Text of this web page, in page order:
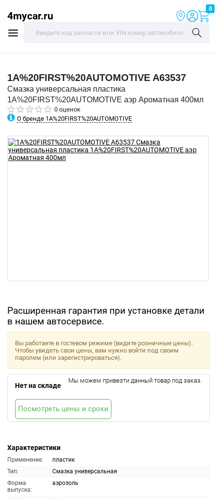
4mycar.ru
0
1A%20FIRST%20AUTOMOTIVE A63537
Смазка универсальная пластика
1A%20FIRST%20AUTOMOTIVE аэр Ароматная 400мл
0 оценок
О бренде 1A%20FIRST%20AUTOMOTIVE
Расширенная гарантия при установке детали
в нашем автосервисе.
Характеристики
Применение:
пластик
Тип:
Смазка универсальная
Форма
выпуска:
аэрозоль
Вы работаете в гостевом режиме (видите розничные цены).
Чтобы увидеть свои цены, вам нужно войти под своим
паролем (или зарегистрироваться).
Нет на складе
Мы можем привезти данный товар под заказ.
Посмотреть цены и сроки